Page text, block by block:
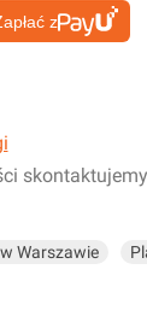
z
Warszawie